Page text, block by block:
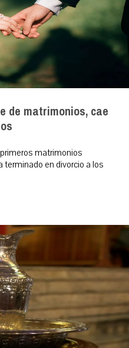
de matrimonios, cae
matrimonios
terminado en divorcio a los